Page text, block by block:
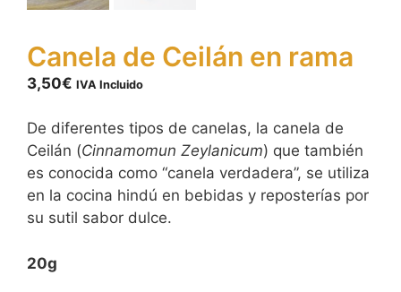
Canela de Ceilán en rama
3,50€ IVA Incluido
De diferentes tipos de canelas, la canela de
Ceilán (Cinnamomun Zeylanicum) que también
es conocida como “canela verdadera”, se utiliza
en la cocina hindú en bebidas y reposterías por
su sutil sabor dulce.
20g